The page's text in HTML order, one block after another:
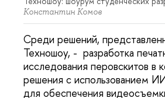
Константин Комов
Среди решений,
Техношоу, - разработка
исследования перовскитов в
решения с использованием
для обеспечения